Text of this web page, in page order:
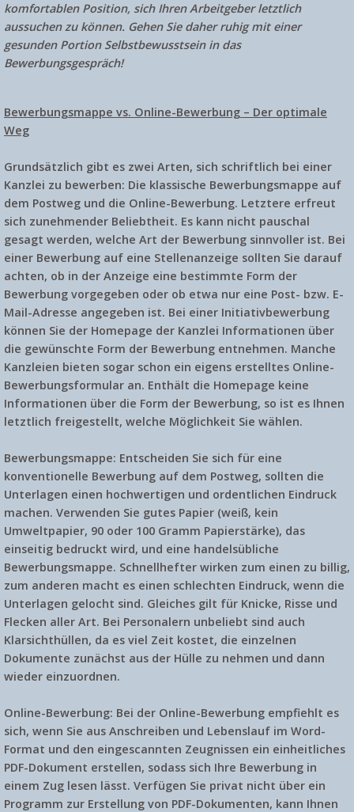
komfortablen Position, sich Ihren Arbeitgeber letztlich
aussuchen zu können. Gehen Sie daher ruhig mit einer
gesunden Portion Selbstbewusstsein in das
Bewerbungsgespräch!
Bewerbungsmappe vs. Online-Bewerbung – Der optimale
Weg
Grundsätzlich gibt es zwei Arten, sich schriftlich bei einer
Kanzlei zu bewerben: Die klassische Bewerbungsmappe auf
dem Postweg und die Online-Bewerbung. Letztere erfreut
sich zunehmender Beliebtheit. Es kann nicht pauschal
gesagt werden, welche Art der Bewerbung sinnvoller ist. Bei
einer Bewerbung auf eine Stellenanzeige sollten Sie darauf
achten, ob in der Anzeige eine bestimmte Form der
Bewerbung vorgegeben oder ob etwa nur eine Post- bzw. E-
Mail-Adresse angegeben ist. Bei einer Initiativbewerbung
können Sie der Homepage der Kanzlei Informationen über
die gewünschte Form der Bewerbung entnehmen. Manche
Kanzleien bieten sogar schon ein eigens erstelltes Online-
Bewerbungsformular an. Enthält die Homepage keine
Informationen über die Form der Bewerbung, so ist es Ihnen
letztlich freigestellt, welche Möglichkeit Sie wählen.
Bewerbungsmappe: Entscheiden Sie sich für eine
konventionelle Bewerbung auf dem Postweg, sollten die
Unterlagen einen hochwertigen und ordentlichen Eindruck
machen. Verwenden Sie gutes Papier (weiß, kein
Umweltpapier, 90 oder 100 Gramm Papierstärke), das
einseitig bedruckt wird, und eine handelsübliche
Bewerbungsmappe. Schnellhefter wirken zum einen zu billig,
zum anderen macht es einen schlechten Eindruck, wenn die
Unterlagen gelocht sind. Gleiches gilt für Knicke, Risse und
Flecken aller Art. Bei Personalern unbeliebt sind auch
Klarsichthüllen, da es viel Zeit kostet, die einzelnen
Dokumente zunächst aus der Hülle zu nehmen und dann
wieder einzuordnen.
Online-Bewerbung: Bei der Online-Bewerbung empfiehlt es
sich, wenn Sie aus Anschreiben und Lebenslauf im Word-
Format und den eingescannten Zeugnissen ein einheitliches
PDF-Dokument erstellen, sodass sich Ihre Bewerbung in
einem Zug lesen lässt. Verfügen Sie privat nicht über ein
Programm zur Erstellung von PDF-Dokumenten, kann Ihnen